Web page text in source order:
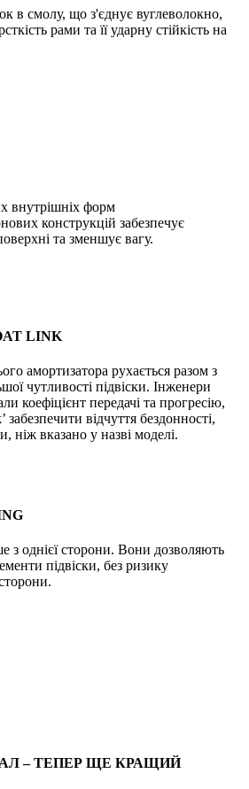
в смолу, що з'єднує вуглеволокно,
рами та її ударну стійкість на
внутрішніх форм
конструкцій забезпечує
та зменшує вагу.
LINK
амортизатора рухається разом з
чутливості підвіски. Інженери
коефіцієнт передачі та прогресію,
відчуття бездонності,
ніж вказано у назві моделі.
з однієї сторони. Вони дозволяють
підвіски, без ризику
– ТЕПЕР ЩЕ КРАЩИЙ